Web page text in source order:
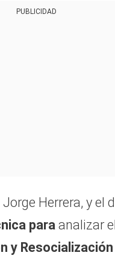
PUBLICIDAD
Herrera, y el
para analizar
y